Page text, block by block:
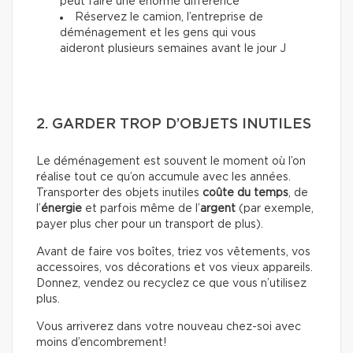
Réservez le camion, l’entreprise de
déménagement et les gens qui vous
aideront plusieurs semaines avant le jour J
2. GARDER TROP D’OBJETS INUTILES
Le déménagement est souvent le moment où l’on
réalise tout ce qu’on accumule avec les années.
Transporter des objets inutiles coûte du temps, de
l’énergie et parfois même de l’argent (par exemple,
payer plus cher pour un transport de plus).
Avant de faire vos boîtes, triez vos vêtements, vos
accessoires, vos décorations et vos vieux appareils.
Donnez, vendez ou recyclez ce que vous n’utilisez
plus.
Vous arriverez dans votre nouveau chez-soi avec
moins d’encombrement!